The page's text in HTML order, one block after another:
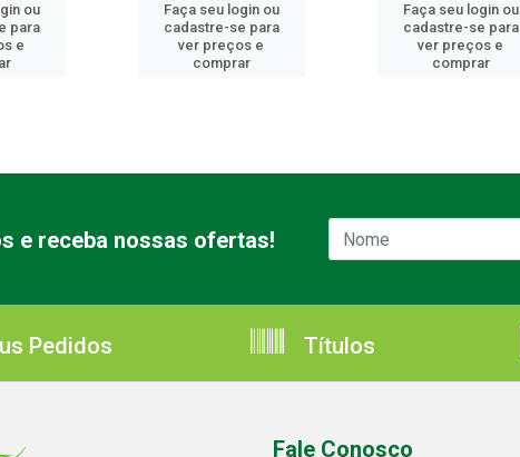
ou
para
e
Faça seu login ou
cadastre-se para
ver preços e
comprar
Faça seu login ou
cadastre-se para
ver preços e
comprar
e receba nossas ofertas!
Pedidos Títulos
Fale Conosco